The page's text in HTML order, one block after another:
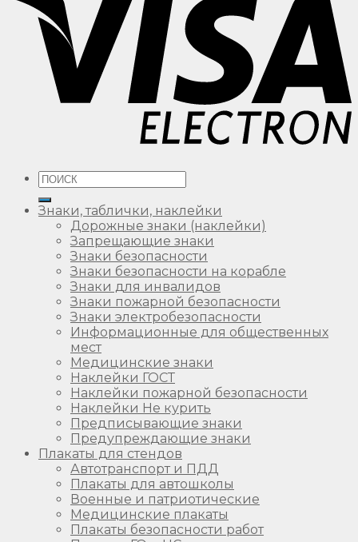
Искать:
Знаки, таблички, наклейки
Дорожные знаки (наклейки)
Запрещающие знаки
Знаки безопасности
Знаки безопасности на корабле
Знаки для инвалидов
Знаки пожарной безопасности
Знаки электробезопасности
Информационные для общественных
мест
Медицинские знаки
Наклейки ГОСТ
Наклейки пожарной безопасности
Наклейки Не курить
Предписывающие знаки
Предупреждающие знаки
Плакаты для стендов
Автотранспорт и ПДД
Плакаты для автошколы
Военные и патриотические
Медицинские плакаты
Плакаты безопасности работ